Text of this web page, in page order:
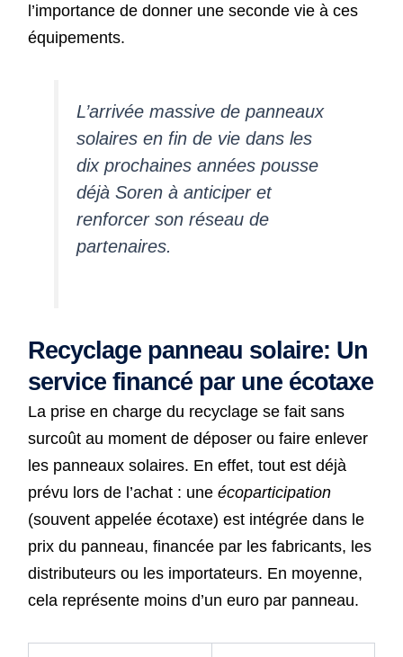
l’importance de donner une seconde vie à ces
équipements.
L’arrivée massive de panneaux
solaires en fin de vie dans les
dix prochaines années pousse
déjà Soren à anticiper et
renforcer son réseau de
partenaires.
Recyclage panneau solaire: Un
service financé par une écotaxe
La prise en charge du recyclage se fait sans
surcoût au moment de déposer ou faire enlever
les panneaux solaires. En effet, tout est déjà
prévu lors de l’achat : une écoparticipation
(souvent appelée écotaxe) est intégrée dans le
prix du panneau, financée par les fabricants, les
distributeurs ou les importateurs. En moyenne,
cela représente moins d’un euro par panneau.